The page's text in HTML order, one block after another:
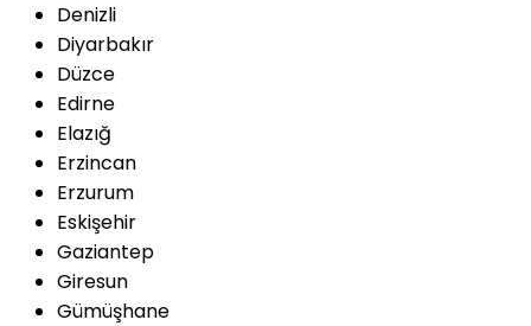
Denizli
Diyarbakır
Düzce
Edirne
Elazığ
Erzincan
Erzurum
Eskişehir
Gaziantep
Giresun
Gümüşhane